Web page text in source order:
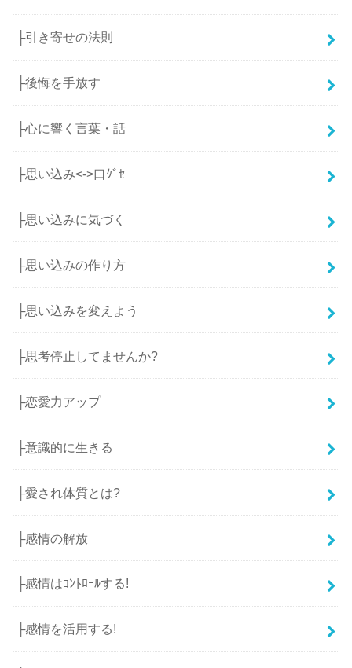
├引き寄せの法則
├後悔を手放す
├心に響く言葉・話
├思い込み<->口ｸﾞｾ
├思い込みに気づく
├思い込みの作り方
├思い込みを変えよう
├思考停止してませんか?
├恋愛力アップ
├意識的に生きる
├愛され体質とは?
├感情の解放
├感情はｺﾝﾄﾛｰﾙする!
├感情を活用する!